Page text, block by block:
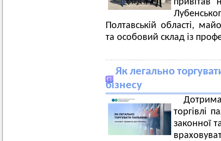
привітав
Полтавській області,
та особовий склад із
Як легально
бізнесу
торгівлі
законної